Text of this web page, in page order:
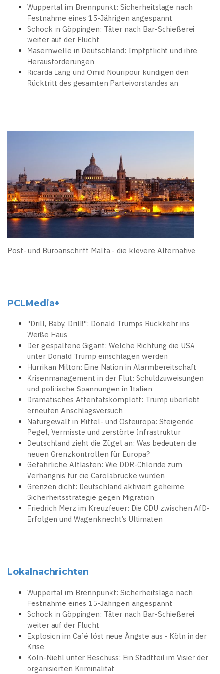
Wuppertal im Brennpunkt: Sicherheitslage nach
Festnahme eines 15-Jährigen angespannt
Schock in Göppingen: Täter nach Bar-Schießerei
weiter auf der Flucht
Masernwelle in Deutschland: Impfpflicht und ihre
Herausforderungen
Ricarda Lang und Omid Nouripour kündigen den
Rücktritt des gesamten Parteivorstandes an
Post- und Büroanschrift Malta - die klevere Alternative
PCLMedia+
"Drill, Baby, Drill!": Donald Trumps Rückkehr ins
Weiße Haus
Der gespaltene Gigant: Welche Richtung die USA
unter Donald Trump einschlagen werden
Hurrikan Milton: Eine Nation in Alarmbereitschaft
Krisenmanagement in der Flut: Schuldzuweisungen
und politische Spannungen in Italien
Dramatisches Attentatskomplott: Trump überlebt
erneuten Anschlagsversuch
Naturgewalt in Mittel- und Osteuropa: Steigende
Pegel, Vermisste und zerstörte Infrastruktur
Deutschland zieht die Zügel an: Was bedeuten die
neuen Grenzkontrollen für Europa?
Gefährliche Altlasten: Wie DDR-Chloride zum
Verhängnis für die Carolabrücke wurden
Grenzen dicht: Deutschland aktiviert geheime
Sicherheitsstrategie gegen Migration
Friedrich Merz im Kreuzfeuer: Die CDU zwischen AfD-
Erfolgen und Wagenknecht’s Ultimaten
Lokalnachrichten
Wuppertal im Brennpunkt: Sicherheitslage nach
Festnahme eines 15-Jährigen angespannt
Schock in Göppingen: Täter nach Bar-Schießerei
weiter auf der Flucht
Explosion im Café löst neue Ängste aus - Köln in der
Krise
Köln-Niehl unter Beschuss: Ein Stadtteil im Visier der
organisierten Kriminalität